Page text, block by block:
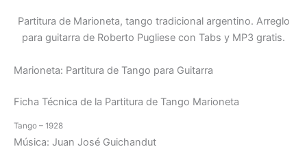
Partitura de Marioneta, tango tradicional argentino. Arreglo
para guitarra de Roberto Pugliese con Tabs y MP3 gratis.
Marioneta: Partitura de Tango para Guitarra
Ficha Técnica de la Partitura de Tango Marioneta
Tango – 1928
Música: Juan José Guichandut